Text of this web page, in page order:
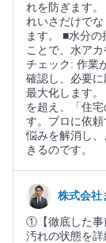
れを防ぎます
れいさだけで
ます。 ■水分
ことで、水ア
チェック: 作業
確認し、必要
最大化します。
を超え、「住
す。プロに依
悩みを解消し
きるのです。
株式会社
①【徹底した事
汚れの状態を詳